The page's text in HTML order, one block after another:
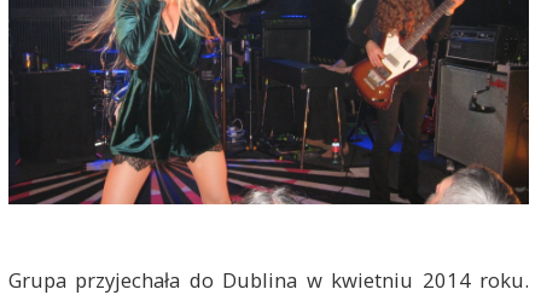
Grupa przyjechała do Dublina w kwietniu 2014 roku.